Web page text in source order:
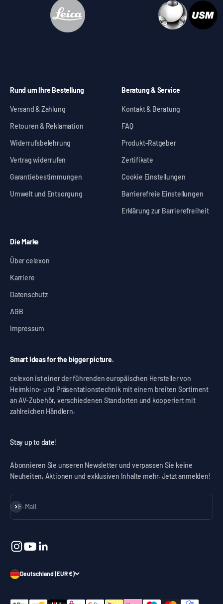
Rund um Ihre Bestellung
Versand & Zahlung
Retouren & Reklamation
Widerrufsbelehrung
Vertrag widerrufen
Garantiebestimmungen
Umwelt und Entsorgung
Beratung & Service
Kontakt & Beratung
FAQ
Produkt-Ratgeber
Zertifikate
Cookie Einstellungen
Barrierefreie Einstellungen
Erklärung zur Barrierefreiheit
Die Marke
Über celexon
Karriere
Datenschutz
AGB
Impressum
Smart Ideas for the bigger picture.
celexon ist einer der führenden europäischen Hersteller von
Heimkino- und Präsentationstechnik mit einem breiten Sortiment
an AV-Zubehör, verschiedenen Standorten und kooperiert mit
zahlreichen Händlern.
Stay up to date!
Abonnieren Sie unseren Newsletter und verpassen Sie keine
Neuheiten, Aktionen und exklusiven Inhalte mehr. Jetzt anmelden!
E-Mail
Abonnieren
Deutschland (EUR €)